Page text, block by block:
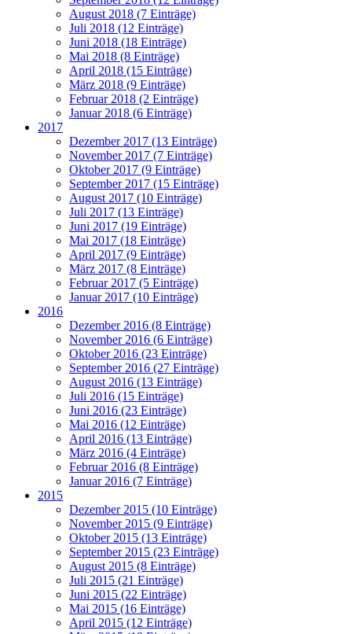
August 2018 (7 Einträge)
Juli 2018 (12 Einträge)
Juni 2018 (18 Einträge)
Mai 2018 (8 Einträge)
April 2018 (15 Einträge)
März 2018 (9 Einträge)
Februar 2018 (2 Einträge)
Januar 2018 (6 Einträge)
2017
Dezember 2017 (13 Einträge)
November 2017 (7 Einträge)
Oktober 2017 (9 Einträge)
September 2017 (15 Einträge)
August 2017 (10 Einträge)
Juli 2017 (13 Einträge)
Juni 2017 (19 Einträge)
Mai 2017 (18 Einträge)
April 2017 (9 Einträge)
März 2017 (8 Einträge)
Februar 2017 (5 Einträge)
Januar 2017 (10 Einträge)
2016
Dezember 2016 (8 Einträge)
November 2016 (6 Einträge)
Oktober 2016 (23 Einträge)
September 2016 (27 Einträge)
August 2016 (13 Einträge)
Juli 2016 (15 Einträge)
Juni 2016 (23 Einträge)
Mai 2016 (12 Einträge)
April 2016 (13 Einträge)
März 2016 (4 Einträge)
Februar 2016 (8 Einträge)
Januar 2016 (7 Einträge)
2015
Dezember 2015 (10 Einträge)
November 2015 (9 Einträge)
Oktober 2015 (13 Einträge)
September 2015 (23 Einträge)
August 2015 (8 Einträge)
Juli 2015 (21 Einträge)
Juni 2015 (22 Einträge)
Mai 2015 (16 Einträge)
April 2015 (12 Einträge)